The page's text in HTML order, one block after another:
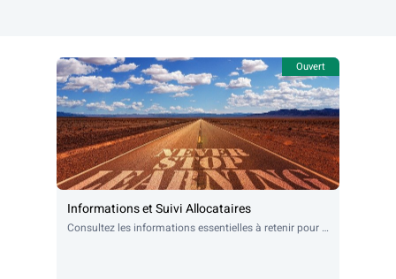
Ouvert
Informations et Suivi Allocataires
Consultez les informations essentielles à retenir pour vous guider durant votre parcours doctoral ou postdoctoral